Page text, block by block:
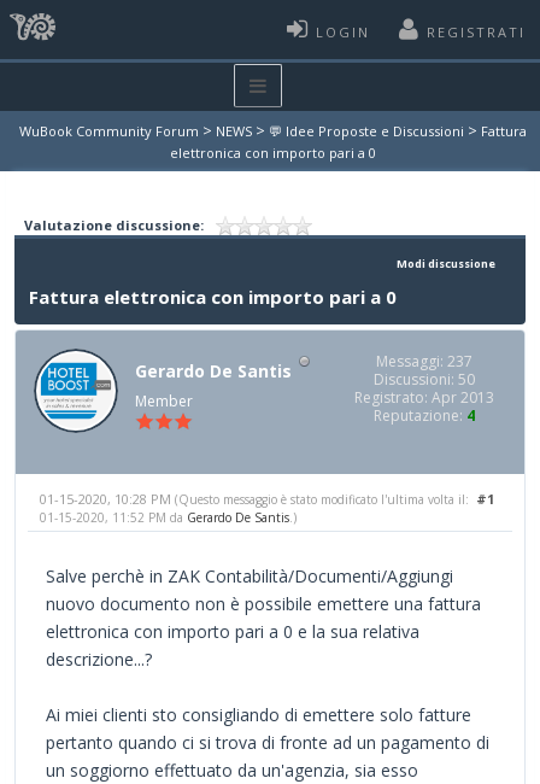
LOGIN REGISTRATI
WuBook Community Forum > NEWS > 💬 Idee Proposte e Discussioni > Fattura
elettronica con importo pari a 0
Valutazione discussione:
Modi discussione
Fattura elettronica con importo pari a 0
Gerardo De Santis
Member
Messaggi: 237
Discussioni: 50
Registrato: Apr 2013
Reputazione: 4
#1
01-15-2020, 10:28 PM (Questo messaggio è stato modificato l'ultima volta il:
01-15-2020, 11:52 PM da Gerardo De Santis .)
Salve perchè in ZAK Contabilità/Documenti/Aggiungi
nuovo documento non è possibile emettere una fattura
elettronica con importo pari a 0 e la sua relativa
descrizione...?
Ai miei clienti sto consigliando di emettere solo fatture
pertanto quando ci si trova di fronte ad un pagamento di
un soggiorno effettuato da un'agenzia, sia esso